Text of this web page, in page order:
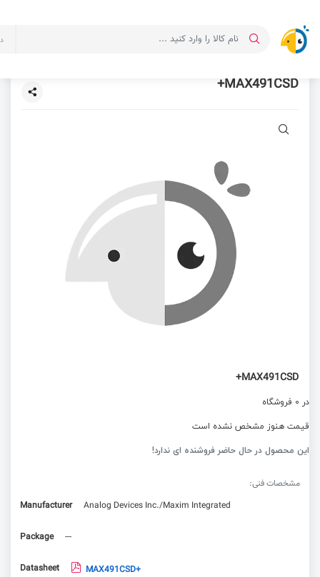
MAX491CSD+
MAX491CSD+
در 0 فروشگاه
قیمت هنوز مشخص نشده است
این محصول در حال حاضر فروشنده ای ندارد!
مشخصات فنی:
Manufacturer
Analog Devices Inc./Maxim Integrated
Package ---
Datasheet MAX491CSD+